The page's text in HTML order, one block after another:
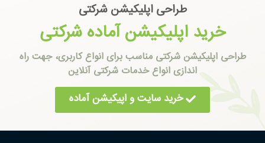
طراحی اپلیکیشن شرکتی
خرید اپلیکیشن آماده شرکتی
طراحی اپلیکیشن شرکتی مناسب برای انواع کاربری، جهت راه
اندازی انواع خدمات شرکتی آنلاین
خرید سایت و اپیکیشن آماده